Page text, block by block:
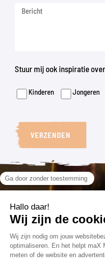
Stuur mij ook inspiratie
Kinderen Jongeren
VERZENDEN